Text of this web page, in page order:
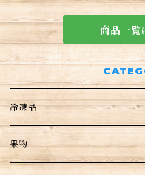
商品一覧
冷凍品
果物